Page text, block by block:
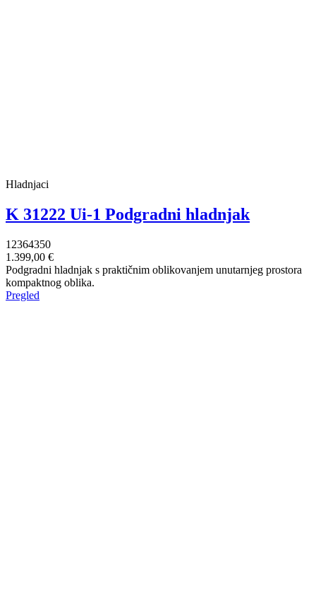
Hladnjaci
K 31222 Ui-1 Podgradni hladnjak
12364350
1.399,00 €
Podgradni hladnjak s praktičnim oblikovanjem unutarnjeg prostora
kompaktnog oblika.
Pregled